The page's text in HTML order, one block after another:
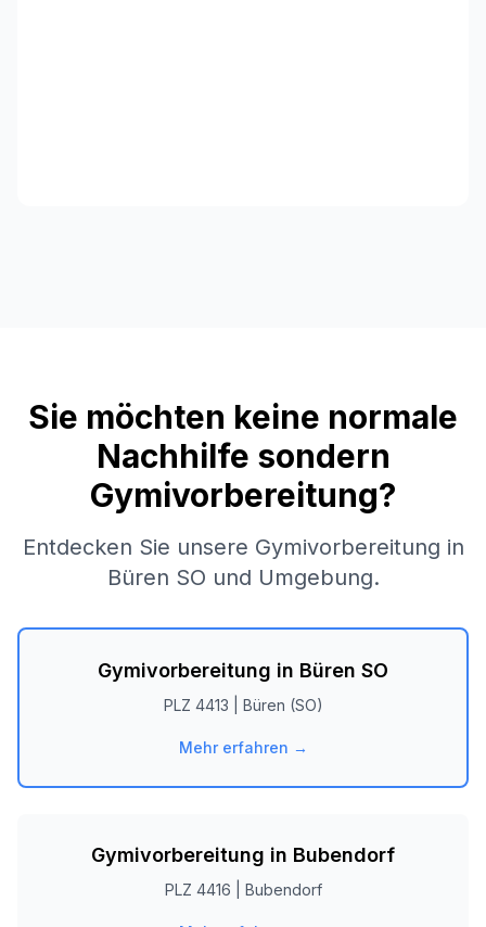
Sie möchten keine normale
Nachhilfe sondern
Gymivorbereitung?
Entdecken Sie unsere Gymivorbereitung in
Büren SO und Umgebung.
Gymivorbereitung in Büren SO
PLZ 4413 Büren (SO)
Mehr erfahren →
Gymivorbereitung in Bubendorf
PLZ 4416 Bubendorf